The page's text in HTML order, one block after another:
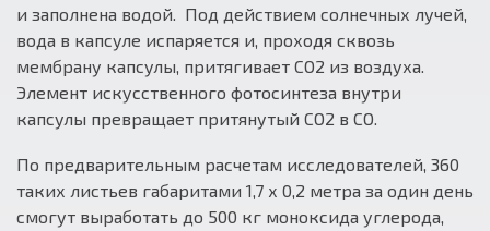
и заполнена водой. Под действием солнечных лучей,
вода в капсуле испаряется и, проходя сквозь
мембрану капсулы, притягивает СО2 из воздуха.
Элемент искусственного фотосинтеза внутри
капсулы превращает притянутый СО2 в СО.
По предварительным расчетам исследователей, 360
таких листьев габаритами 1,7 х 0,2 метра за один день
смогут выработать до 500 кг моноксида углерода,